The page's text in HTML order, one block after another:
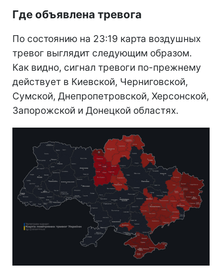
Где объявлена тревога
По состоянию на 23:19 карта воздушных
тревог выглядит следующим образом.
Как видно, сигнал тревоги по-прежнему
действует в Киевской, Черниговской,
Сумской, Днепропетровской, Херсонской,
Запорожской и Донецкой областях.